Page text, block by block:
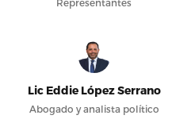
Representantes
Lic Eddie López Serrano
Abogado y analista político